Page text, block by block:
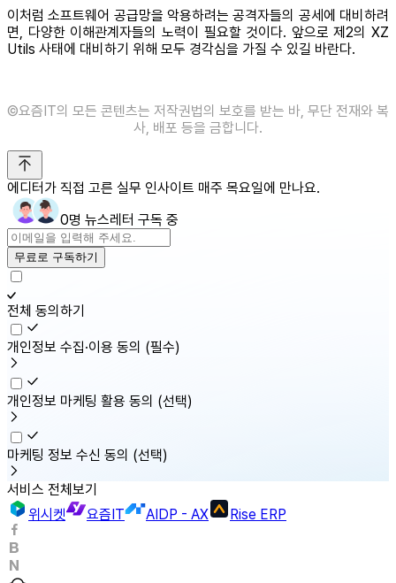
이처럼 소프트웨어 공급망을 악용하려는 공격자들의 공세에 대비하려
면, 다양한 이해관계자들의 노력이 필요할 것이다. 앞으로 제2의 XZ
Utils 사태에 대비하기 위해 모두 경각심을 가질 수 있길 바란다.
©️요즘IT의 모든 콘텐츠는 저작권법의 보호를 받는 바, 무단 전재와 복
사, 배포 등을 금합니다.
에디터가 직접 고른 실무 인사이트 매주 목요일에 만나요.
0명 뉴스레터 구독 중
무료로 구독하기
전체 동의하기
개인정보 수집·이용 동의 (필수)
개인정보 마케팅 활용 동의 (선택)
마케팅 정보 수신 동의 (선택)
서비스 전체보기
위시켓
요즘IT AIDP - AX Rise ERP